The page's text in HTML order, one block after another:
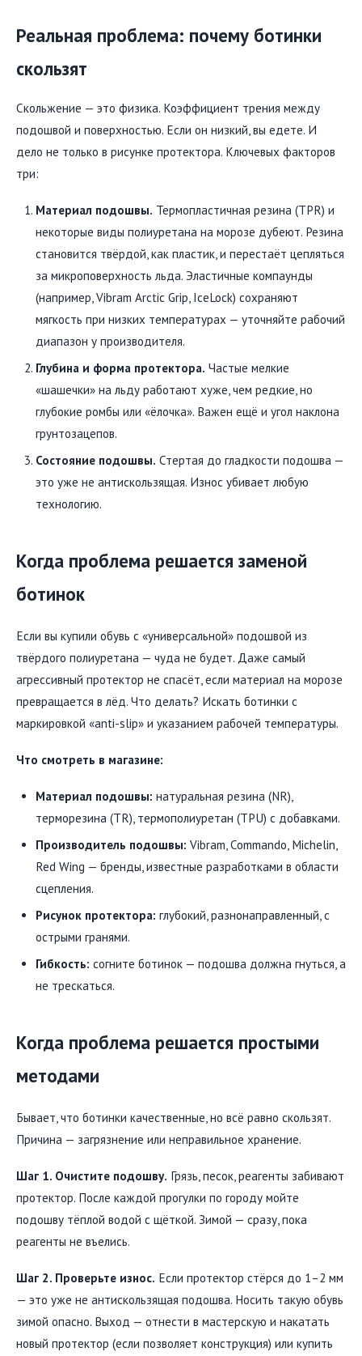
Реальная проблема: почему ботинки
скользят
Скольжение — это физика. Коэффициент трения между
подошвой и поверхностью. Если он низкий, вы едете. И
дело не только в рисунке протектора. Ключевых факторов
три:
Материал подошвы. Термопластичная резина (TPR) и
некоторые виды полиуретана на морозе дубеют. Резина
становится твёрдой, как пластик, и перестаёт цепляться
за микроповерхность льда. Эластичные компаунды
(например, Vibram Arctic Grip, IceLock) сохраняют
мягкость при низких температурах — уточняйте рабочий
диапазон у производителя.
Глубина и форма протектора. Частые мелкие
«шашечки» на льду работают хуже, чем редкие, но
глубокие ромбы или «ёлочка». Важен ещё и угол наклона
грунтозацепов.
Состояние подошвы. Стертая до гладкости подошва —
это уже не антискользящая. Износ убивает любую
технологию.
Когда проблема решается заменой
ботинок
Если вы купили обувь с «универсальной» подошвой из
твёрдого полиуретана — чуда не будет. Даже самый
агрессивный протектор не спасёт, если материал на морозе
превращается в лёд. Что делать? Искать ботинки с
маркировкой «anti-slip» и указанием рабочей температуры.
Что смотреть в магазине:
Материал подошвы: натуральная резина (NR),
терморезина (TR), термополиуретан (TPU) с добавками.
Производитель подошвы: Vibram, Commando, Michelin,
Red Wing — бренды, известные разработками в области
сцепления.
Рисунок протектора: глубокий, разнонаправленный, с
острыми гранями.
Гибкость: согните ботинок — подошва должна гнуться, а
не трескаться.
Когда проблема решается простыми
методами
Бывает, что ботинки качественные, но всё равно скользят.
Причина — загрязнение или неправильное хранение.
Шаг 1. Очистите подошву. Грязь, песок, реагенты забивают
протектор. После каждой прогулки по городу мойте
подошву тёплой водой с щёткой. Зимой — сразу, пока
реагенты не въелись.
Шаг 2. Проверьте износ. Если протектор стёрся до 1–2 мм
— это уже не антискользящая подошва. Носить такую обувь
зимой опасно. Выход — отнести в мастерскую и накатать
новый протектор (если позволяет конструкция) или купить